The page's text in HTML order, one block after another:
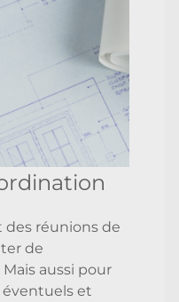
réunions de
de
aussi pour
éventuels et